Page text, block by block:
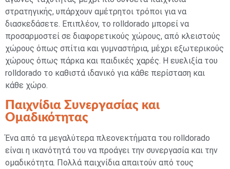
στρατηγικής, υπάρχουν αμέτρητοι τρόποι για να
διασκεδάσετε. Επιπλέον, το rolldorado μπορεί να
προσαρμοστεί σε διαφορετικούς χώρους, από κλειστούς
χώρους όπως σπίτια και γυμναστήρια, μέχρι εξωτερικούς
χώρους όπως πάρκα και παιδικές χαρές. Η ευελιξία του
rolldorado το καθιστά ιδανικό για κάθε περίσταση και
κάθε χώρο.
Παιχνίδια Συνεργασίας και
Ομαδικότητας
Ένα από τα μεγαλύτερα πλεονεκτήματα του rolldorado
είναι η ικανότητά του να προάγει την συνεργασία και την
ομαδικότητα. Πολλά παιχνίδια απαιτούν από τους